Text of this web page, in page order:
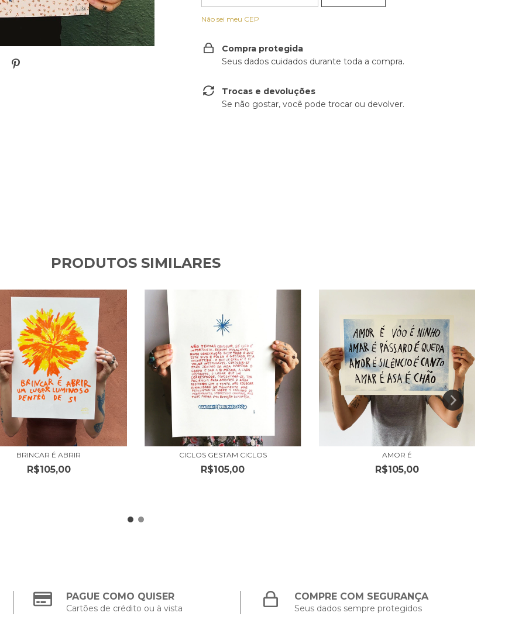
Não sei meu CEP
Compra protegida
Seus dados cuidados durante toda a compra.
Trocas e devoluções
Se não gostar, você pode trocar ou devolver.
PRODUTOS SIMILARES
BRINCAR É ABRIR
R$105,00
CICLOS GESTAM CICLOS
R$105,00
AMOR É
R$105,00
PAGUE COMO QUISER
Cartões de crédito ou à vista
COMPRE COM SEGURANÇA
Seus dados sempre protegidos